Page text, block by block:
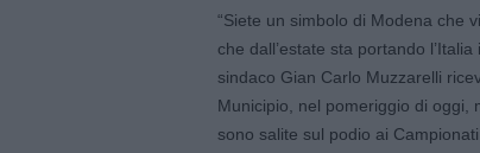
“Siete un simbolo di Modena che
che dall’estate sta portando
sindaco Gian Carlo Muzzarelli
Municipio, nel pomeriggio di oggi,
sono salite sul podio ai